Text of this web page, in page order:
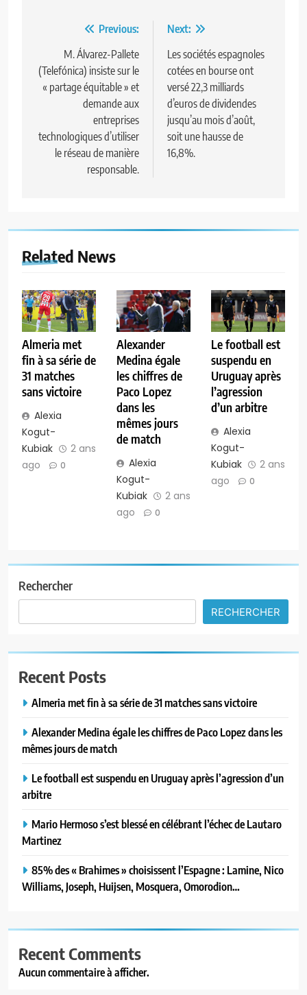
Navigation
l’article
Previous:
M. Álvarez-Pallete
(Telefónica) insiste sur le
« partage équitable » et
demande aux
entreprises
technologiques d’utiliser
le réseau de manière
responsable.
Next:
Les sociétés espagnoles
cotées en bourse ont
versé 22,3 milliards
d’euros de dividendes
jusqu’au mois d’août,
soit une hausse de
16,8%.
Related News
Almeria met
fin à sa série de
31 matches
sans victoire
Alexia
Kogut-
Kubiak
2 ans
ago
0
Alexander
Medina égale
les chiffres de
Paco Lopez
dans les
mêmes jours
de match
Alexia
Kogut-
Kubiak
2 ans
ago
0
Le football est
suspendu en
Uruguay après
l’agression
d’un arbitre
Alexia
Kogut-
Kubiak
2 ans
ago
0
Rechercher
RECHERCHER
Recent Posts
Almeria met fin à sa série de 31 matches sans victoire
Alexander Medina égale les chiffres de Paco Lopez dans les
mêmes jours de match
Le football est suspendu en Uruguay après l’agression d’un
arbitre
Mario Hermoso s’est blessé en célébrant l’échec de Lautaro
Martinez
85% des « Brahimes » choisissent l’Espagne : Lamine, Nico
Williams, Joseph, Huijsen, Mosquera, Omorodion…
Recent Comments
Aucun commentaire à afficher.